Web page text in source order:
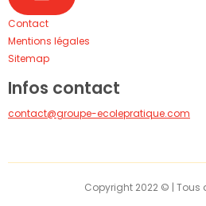
Contact
Mentions légales
Sitemap
Infos contact
contact@groupe-ecolepratique.com
Copyright 2022 © | Tous